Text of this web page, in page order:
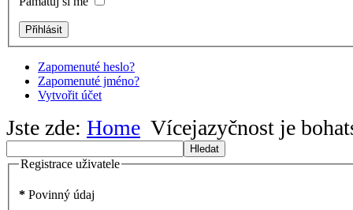
Zapomenuté heslo?
Zapomenuté jméno?
Vytvořit účet
Jste zde: Home Vícejazyčnost je
Hledat
Registrace uživatele
* Povinný údaj